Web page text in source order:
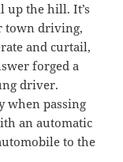
up the hill. It’s
town driving,
and curtail,
forged a
driver.
when passing
an automatic
to the